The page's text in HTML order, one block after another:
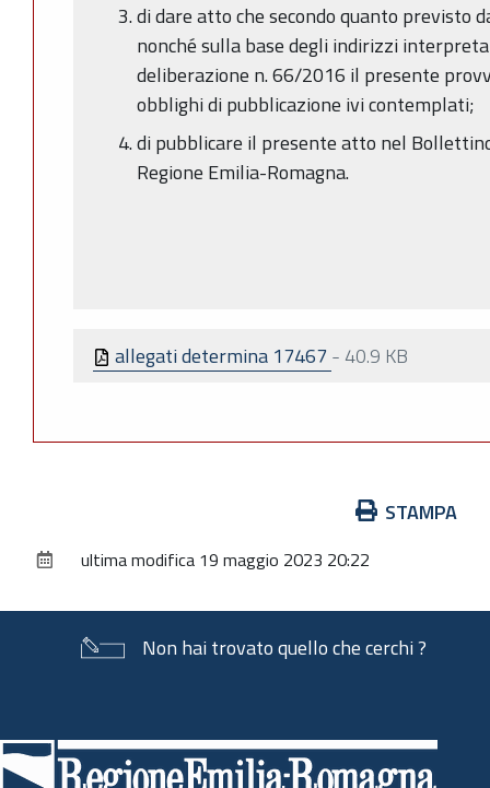
di dare atto che secondo quanto previsto
nonché sulla base degli indirizzi
deliberazione n. 66/2016 il presente
obblighi di pubblicazione ivi contemplati;
di pubblicare il presente atto nel
Regione Emilia-Romagna.
allegati determina 17467- 40.9 KB
documento
STAMPA
ultima modifica 19 maggio 2023 20:22
Non hai trovato quello che cerchi ?
di